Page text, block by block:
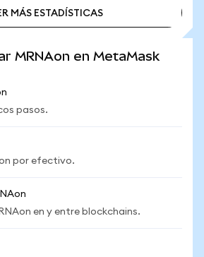
MÁS ESTADÍSTICAS
MRNAon en MetaMask
pasos.
por efectivo.
en y entre blockchains.